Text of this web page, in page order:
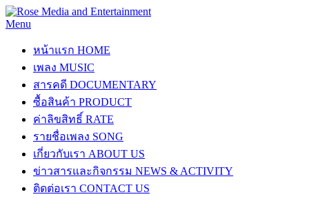
Menu
หน้าแรก HOME
เพลง MUSIC
สารคดี DOCUMENTARY
ซื้อสินค้า PRODUCT
ค่าลิขสิทธิ์ RATE
รายชื่อเพลง SONG
เกี่ยวกับเรา ABOUT US
ข่าวสารและกิจกรรม NEWS & ACTIVITY
ติดต่อเรา CONTACT US